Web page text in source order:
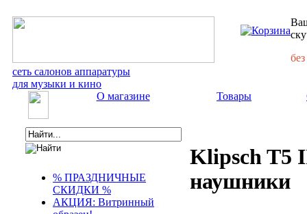
сеть салонов аппаратуры
для музыки и кино
О магазине Товары
% ПРАЗДНИЧНЫЕ
СКИДКИ %
АКЦИЯ: Витринный
Klipsch T5
наушники